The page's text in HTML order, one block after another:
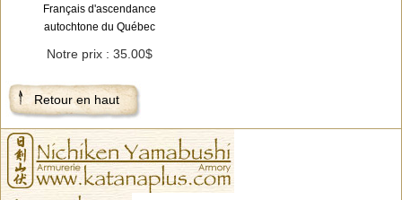
Français d'ascendance
autochtone du Québec
Notre prix : 35.00$
Retour en haut